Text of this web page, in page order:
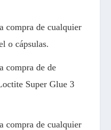
compra de cualquier
o cápsulas.
compra de de
Super Glue 3
compra de cualquier